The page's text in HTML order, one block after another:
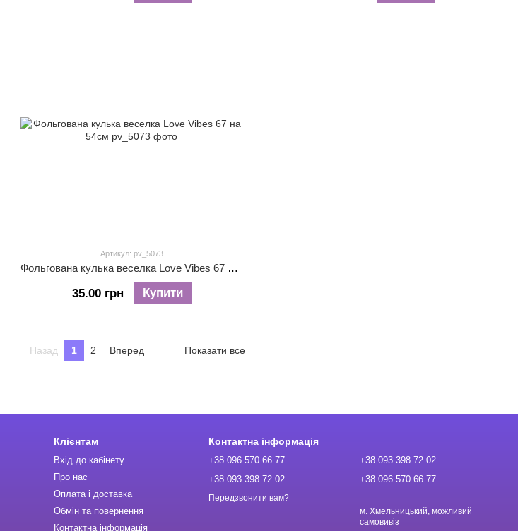
Артикул: pv_5073
Фольгована кулька веселка Love Vibes 67 на 54см
35.00 грн Купити
Назад 1 2 Вперед Показати все
Клієнтам
Вхід до кабінету
Про нас
Оплата і доставка
Обмін та повернення
Контактна інформація
Контактна інформація
+38 096 570 66 77
+38 093 398 72 02
Передзвонити вам?
+38 093 398 72 02
+38 096 570 66 77
м. Хмельницький, можливий
самовивіз